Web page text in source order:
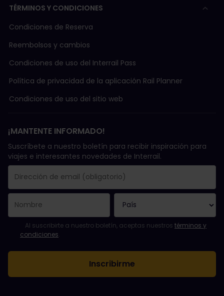
TÉRMINOS Y CONDICIONES
Condiciones de Reserva
Reembolsos y cambios
Condiciones de uso del Interrail Pass
Política de privacidad de la aplicación Rail Planner
Condiciones de uso del sitio web
¡MANTENTE INFORMADO!
Suscríbete a nuestro boletín para recibir inspiración para
viajes e interesantes novedades de Interrail.
El campo de dirección de email es obligatorio.
La dirección de email no es válida.
Ha habido un fallo al suscribirte al boletín. Vuelve a intentarlo
¡Ya te has suscrito a este boletín!
Acepta los términos y condiciones para suscribirte al boletín
Al suscribirte a nuestro boletín, aceptas nuestros términos y
condiciones.